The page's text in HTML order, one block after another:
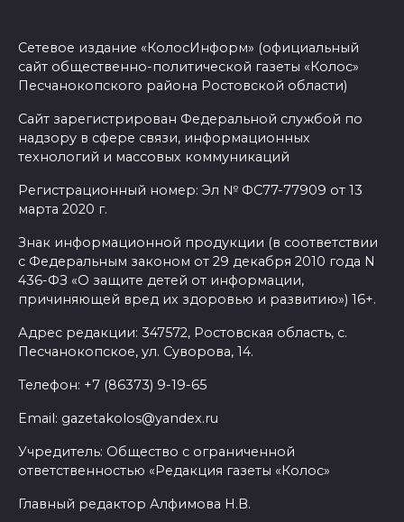
07 августа 2026 13:59
В Общественной палате
предложили сократить
рабочий день из-за жары
07 августа 2026 13:43
Памятник Ермаку в
Новочеркасске перекрасили в
черный цвет – общественники
бьют тревогу
Мем с Путиным, российские
лекарства и уникальные
6 августа
07 августа 2026 12:57
Проект Таганрогского музея
Сетевое издание «КолосИнформ» (официальный
сайт общественно-политической газеты «Колос»
Песчанокопского района Ростовской области)
Сайт зарегистрирован Федеральной службой по
надзору в сфере связи, информационных
технологий и массовых коммуникаций
Регистрационный номер: Эл № ФС77-77909 от 13
марта 2020 г.
Знак информационной продукции (в соответствии
с Федеральным законом от 29 декабря 2010 года N
436-ФЗ «О защите детей от информации,
причиняющей вред их здоровью и развитию») 16+.
Адрес редакции: 347572, Ростовская область, с.
Песчанокопское, ул. Суворова, 14.
Телефон: +7 (86373) 9-19-65
Email: gazetakolos@yandex.ru
Учредитель: Общество с ограниченной
ответственностью «Редакция газеты «Колос»
Главный редактор Алфимова Н.В.